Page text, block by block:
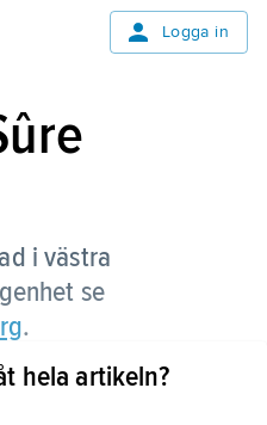
Logga in
i västra
se
.
hela artikeln?